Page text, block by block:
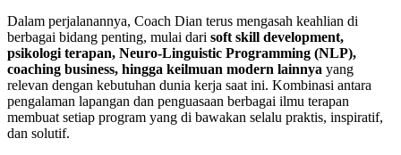
Dalam perjalanannya, Coach Dian terus mengasah keahlian di
berbagai bidang penting, mulai dari soft skill development,
psikologi terapan, Neuro-Linguistic Programming (NLP),
coaching business, hingga keilmuan modern lainnya yang
relevan dengan kebutuhan dunia kerja saat ini. Kombinasi antara
pengalaman lapangan dan penguasaan berbagai ilmu terapan
membuat setiap program yang di bawakan selalu praktis, inspiratif,
dan solutif.